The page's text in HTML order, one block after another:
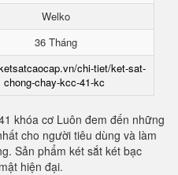
Welko
36 Tháng
chi-tiet/ket-sat-
chong-chay-kcc-41-kc
khóa cơ Luôn đem đến những
cho người tiêu dùng và làm
Sản phẩm két sắt két bạc
hiện đại.